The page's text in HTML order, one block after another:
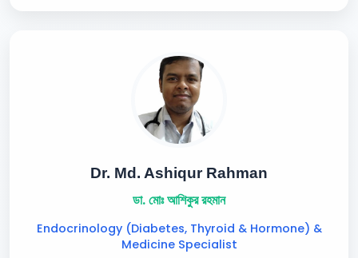
Dr. Md. Ashiqur Rahman
ডা. মোঃ আশিকুর রহমান
Endocrinology (Diabetes, Thyroid & Hormone) &
Medicine Specialist